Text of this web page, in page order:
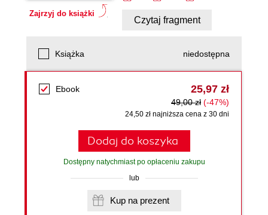
Zajrzyj do książki
Czytaj fragment
Książka niedostępna
Ebook 25,97 zł
49,00 zł (-47%)
24,50 zł najniższa cena z 30 dni
Dodaj do koszyka
Dostępny natychmiast po opłaceniu zakupu
lub
Kup na prezent